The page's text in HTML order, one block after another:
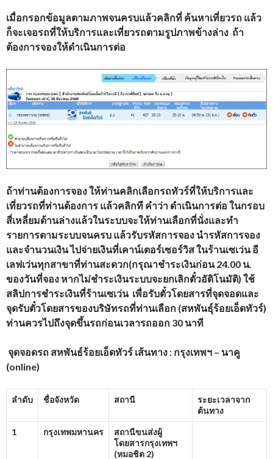
เมื่อกรอกข้อมูลตามภาพจนครบแล้วคลิกที่ ค้นหาเที่ยวรถ แล้ว
ก็จะเจอรถที่ให้บริการและเที่ยวรถตามรูปภาพข้างล่าง ถ้า
ต้องการจองให้ดำเนินการต่อ
ถ้าท่านต้องการจอง ให้ท่านคลิกเลือกรถทัวร์ที่ให้บริการและ
เที่ยวรถที่ท่านต้องการ แล้วคลิกที คำว่า ดำเนินการต่อ ในกรอบ
สี่เหลี่ยมด้านล่างแล้วในระบบจะให้ท่านเลือกที่นั่งและทำ
รายการตามระบบจนครบ แล้วรับรหัสการจอง นำรหัสการจอง
และจำนวนเงิน ไปจ่ายเงินที่เคาน์เตอร์เซอร์วิส ในร้านเซเว่น อี
เลฟเว่นทุกสาขาที่ท่านสะดวก(กรุณาชำระเงินก่อน 24.00 น.
ของวันที่จอง หากไม่ชำระเงินระบบจะยกเลิกตั๋วอัติโนมัติ) ใช้
สลิปการชำระเงินที่ร้านเซเว่น เพื่อรับตั๋วโดยสารที่จุดจอดและ
จุดรับตั๋วโดยสารของบริษัทรถที่ท่านเลือก (สหพันธุ์ร้อยเอ็ดทัวร์)
ท่านควรไปถึงจุดขึ้นรถก่อนเวลารถออก 30 นาที
จุดจอดรถ สหพันธ์ร้อยเอ็ดทัวร์ เส้นทาง : กรุงเทพฯ – นาคู
(online)
ลำดับ ชื่อจังหวัด สถานี
ระยะเวลาจาก
ต้นทาง
1 กรุงเทพมหานคร
สถานีขนส่งผู้
โดยสารกรุงเทพฯ
(หมอชิต 2)